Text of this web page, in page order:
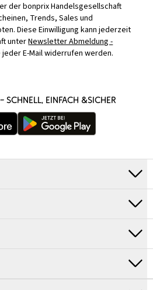
der bonprix Handelsgesellschaft
Trends, Sales und
Diese Einwilligung kann jederzeit
unterNewsletter Abmeldung -
jeder E-Mail widerrufen werden.
SCHNELL, EINFACH &SICHER